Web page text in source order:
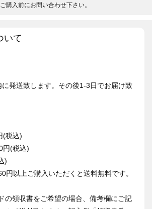
購入前にお問い合わせ下さい。
いて
に発送致します。その後1-3日でお届け致
(税込)
円(税込)
)
円以上ご購入いただくと送料無料です。
の領収書をご希望の場合、備考欄にご記